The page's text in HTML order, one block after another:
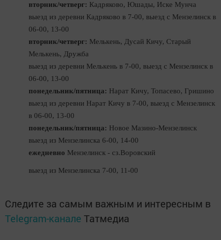
вторник/четверг: Кадряково, Юшады, Иске Мунча
выезд из деревни Кадряково в 7-00, выезд с Мензелинск в
06-00, 13-00
вторник/четверг: Мелькень, Дусай Кичу, Старый
Мелькень, Дружба
выезд из деревни Мелькень в 7-00, выезд с Мензелинск в
06-00, 13-00
понедельник/пятница: Нарат Кичу, Топасево, Гришино
выезд из деревни Нарат Кичу в 7-00, выезд с Мензелинск
в 06-00, 13-00
понедельник/пятница: Новое Мазино-Мензелинск
выезд из Мензелинска 6-00, 14-00
ежедневно Мензелинск - сз.Воровский
выезд из Мензелинска 7-00, 11-00
Следите за самым важным и интересным в
Telegram-канале Татмедиа